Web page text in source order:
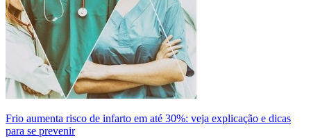
Frio aumenta risco de infarto em até 30%: veja explicação e dicas
para se prevenir